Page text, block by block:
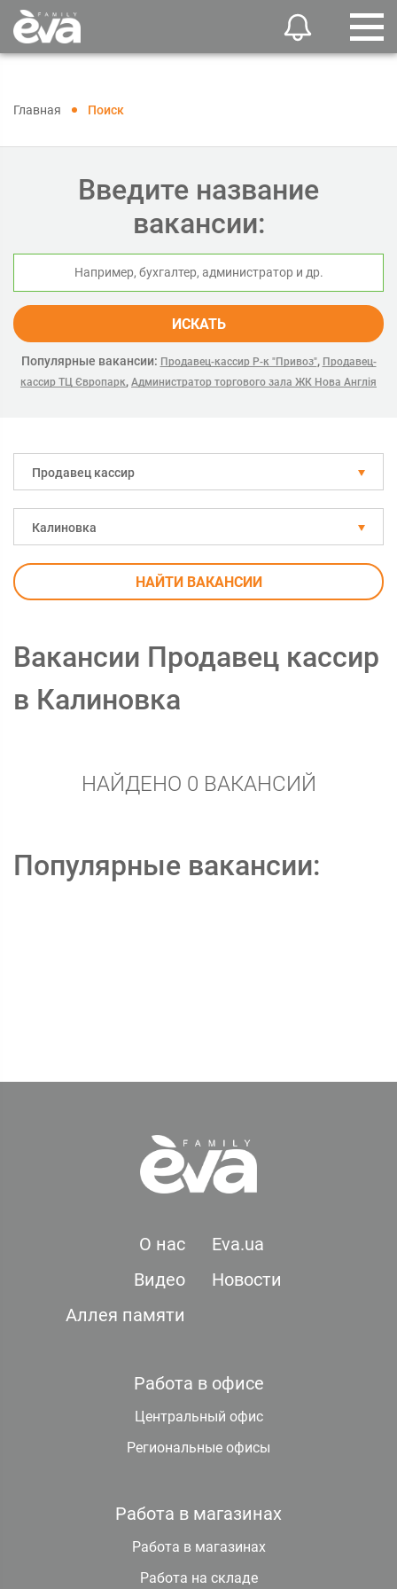
Главная Поиск
Введите название
вакансии:
ИСКАТЬ
Популярные вакансии: Продавец-кассир Р-к "Привоз", Продавец-
кассир ТЦ Європарк, Администратор торгового зала ЖК Нова Англія
Продавец кассир
Калиновка
НАЙТИ ВАКАНСИИ
Вакансии Продавец кассир
в Калиновка
НАЙДЕНО 0 ВАКАНСИЙ
Популярные вакансии:
О нас
Eva.ua
Видео
Новости
Аллея памяти
Работа в офисе
Центральный офис
Региональные офисы
Работа в магазинах
Работа в магазинах
Работа на складе